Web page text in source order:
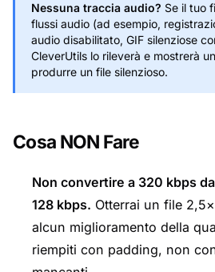
Nessuna traccia audio? Se il tuo
flussi audio (ad esempio,
audio disabilitato, GIF silenziose
CleverUtils lo rileverà e mostrerà
produrre un file silenzioso.
Cosa NON Fare
Non convertire a 320 kbps
128 kbps. Otterrai un file
alcun miglioramento della
riempiti con padding, non